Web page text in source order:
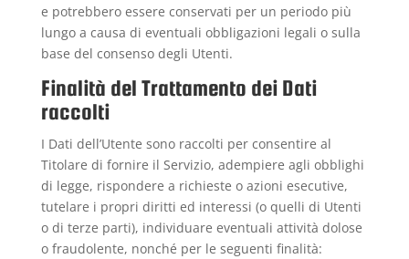
e potrebbero essere conservati per un periodo più
lungo a causa di eventuali obbligazioni legali o sulla
base del consenso degli Utenti.
Finalità del Trattamento dei Dati
raccolti
I Dati dell’Utente sono raccolti per consentire al
Titolare di fornire il Servizio, adempiere agli obblighi
di legge, rispondere a richieste o azioni esecutive,
tutelare i propri diritti ed interessi (o quelli di Utenti
o di terze parti), individuare eventuali attività dolose
o fraudolente, nonché per le seguenti finalità: